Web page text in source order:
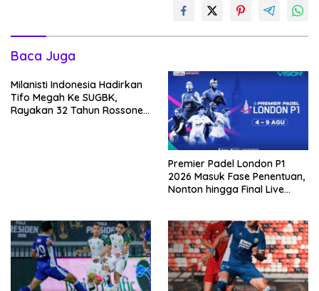
Baca Juga
Milanisti Indonesia Hadirkan
Tifo Megah Ke SUGBK,
Rayakan 32 Tahun Rossoneri
Premier Padel London P1
2026 Masuk Fase Penentuan,
Nonton hingga Final Live